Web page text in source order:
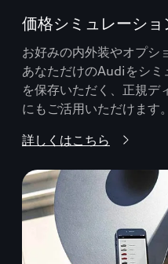
価格シミュレーショ
お好みの内外装やオプシ
あなただけのAudiをシミ
を保存いただく、正規デ
にもご活用いただけます。
詳しくはこちら